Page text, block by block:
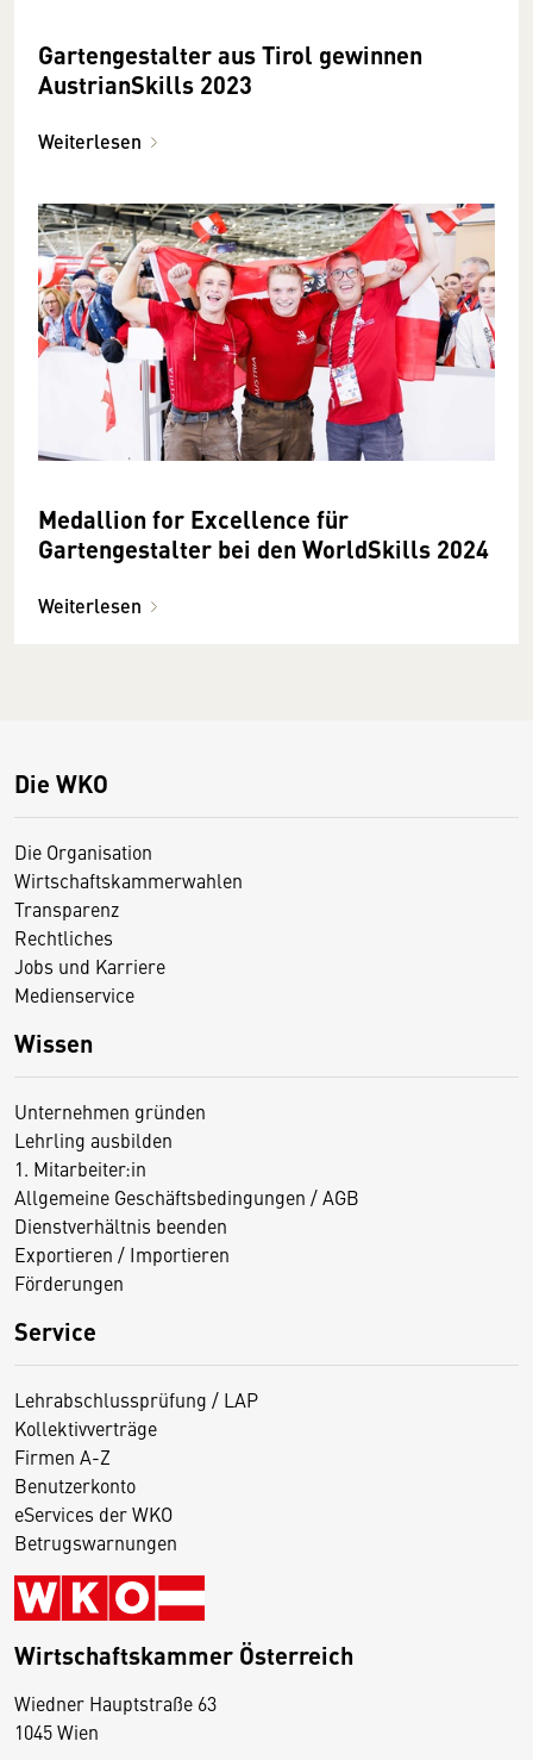
Gartengestalter aus Tirol gewinnen
AustrianSkills 2023
Weiterlesen
Medallion for Excellence für
Gartengestalter bei den WorldSkills 2024
Weiterlesen
Die WKO
Die Organisation
Wirtschaftskammerwahlen
Transparenz
Rechtliches
Jobs und Karriere
Medienservice
Wissen
Unternehmen gründen
Lehrling ausbilden
1. Mitarbeiter:in
Allgemeine Geschäftsbedingungen / AGB
Dienstverhältnis beenden
Exportieren / Importieren
Förderungen
Service
Lehrabschlussprüfung / LAP
Kollektivverträge
Firmen A-Z
Benutzerkonto
eServices der WKO
Betrugswarnungen
Wirtschaftskammer Österreich
Wiedner Hauptstraße 63
1045 Wien
D